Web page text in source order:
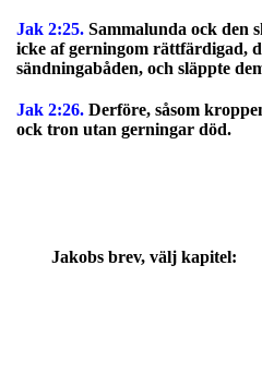
Jak 2:25. Sammalunda ock den
icke af gerningom rättfärdigad,
sändningabåden, och släppte
Jak 2:26. Derföre, såsom
ock tron utan gerningar död.
Jakobs brev, välj kapitel: